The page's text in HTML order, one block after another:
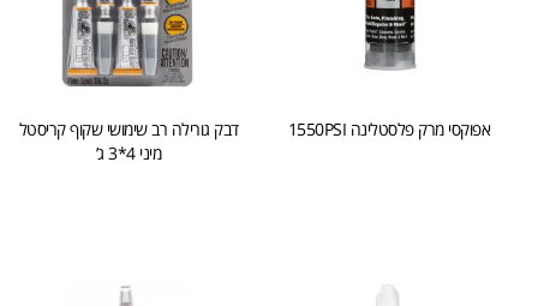
אפוקסי מרק פלסטלינה 1550PSI
דבק גורילה רב שימושי שקוף קריסטל
מיני 4*3 ג’